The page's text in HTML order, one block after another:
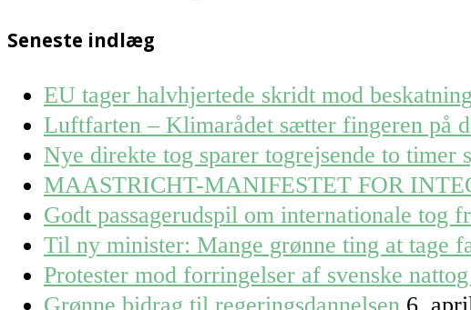
Seneste indlæg
EU tager halvhjertede skridt mod
Luftfarten – Klimarådet sætter fingeren på
Nye direkte tog sparer togrejsende to
MAASTRICHT-MANIFESTET FOR
Godt passagerudspil om internationale tog
Til ny minister: Mange grønne ting at tage
Protester mod forringelser af svenske